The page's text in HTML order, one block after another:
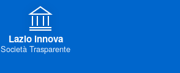
Lazio innova
Società Trasparente